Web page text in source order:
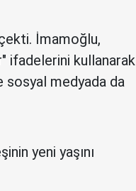
İmamoğlu,
ifadelerini kullanarak
sosyal medyada da
yeni yaşını